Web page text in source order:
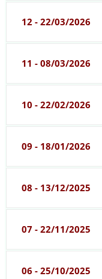
12 - 22/03/2026
11 - 08/03/2026
10 - 22/02/2026
09 - 18/01/2026
08 - 13/12/2025
07 - 22/11/2025
06 - 25/10/2025